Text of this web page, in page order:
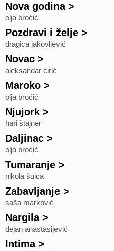
Nova godina>
olja broćić
Pozdravi i želje >
dragica jakovljević
Novac >
aleksandar ćirić
Maroko >
olja broćić
Njujork >
hari štajner
Daljinac >
olja broćić
Tumaranje >
nikola šuica
Zabavljanje >
saša marković
Nargila>
dejan anastasijević
Intima>